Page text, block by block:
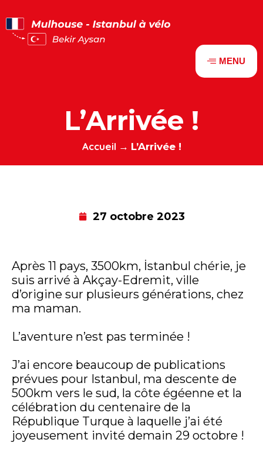
MENU
L’Arrivée !
Accueil → L’Arrivée !
27 octobre 2023
Après 11 pays, 3500km, İstanbul chérie, je
suis arrivé à Akçay-Edremit, ville
d’origine sur plusieurs générations, chez
ma maman.
L’aventure n’est pas terminée !
J’ai encore beaucoup de publications
prévues pour Istanbul, ma descente de
500km vers le sud, la côte égéenne et la
célébration du centenaire de la
République Turque à laquelle j’ai été
joyeusement invité demain 29 octobre !